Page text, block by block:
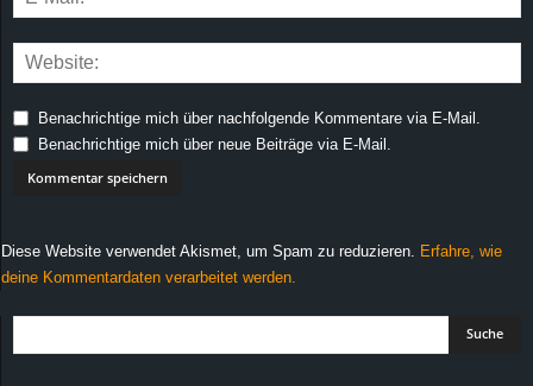
Benachrichtige mich über nachfolgende Kommentare via E-Mail.
Benachrichtige mich über neue Beiträge via E-Mail.
Diese Website verwendet Akismet, um Spam zu reduzieren.
Erfahre, wie
deine Kommentardaten verarbeitet werden.